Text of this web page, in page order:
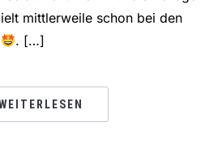
mittlerweile schon bei den
. […]